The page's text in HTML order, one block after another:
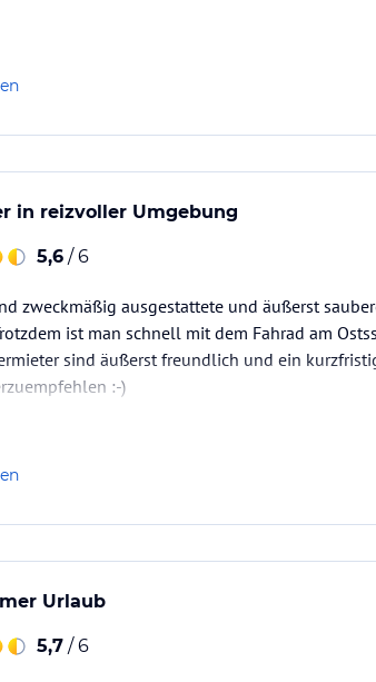
in reizvoller Umgebung
5,6 / 6
zweckmäßig ausgestattete und äußerst
ist man schnell mit dem Fahrad am
sind äußerst freundlich und ein
:-)
Urlaub
5,7 / 6